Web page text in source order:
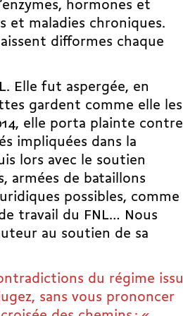
hormones et
et maladies chroniques.
difformes chaque
Elle fut aspergée, en
gardent comme elle les
elle porta plainte contre
impliquées dans la
lors avec le soutien
armées de bataillons
possibles, comme
travail du FNL… Nous
au soutien de sa
du régime issu
sans vous prononcer